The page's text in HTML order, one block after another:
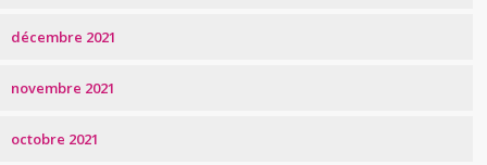
décembre 2021
novembre 2021
octobre 2021